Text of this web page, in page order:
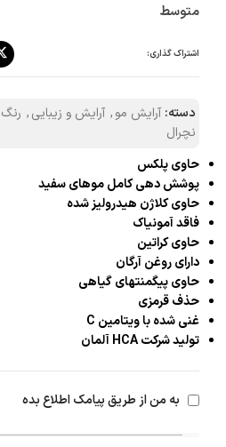
متوسط
اشتراک گذاری:
دسته: آرایش مو, آرایش و زیبایی,
نچرال
حاوی پلکس
پوشش دهی کامل موهای سفید
حاوی کلاژن هیدرولیز شده
فاقد آمونیاک
حاوی کراتین
دارای روغن آرگان
حاوی پیگمنتهای گیاهی
حذف قرمزی
غنی شده با ویتامین C
تولید شرکت HCA آلمان
به من از طریق پیامک اطلاع بده